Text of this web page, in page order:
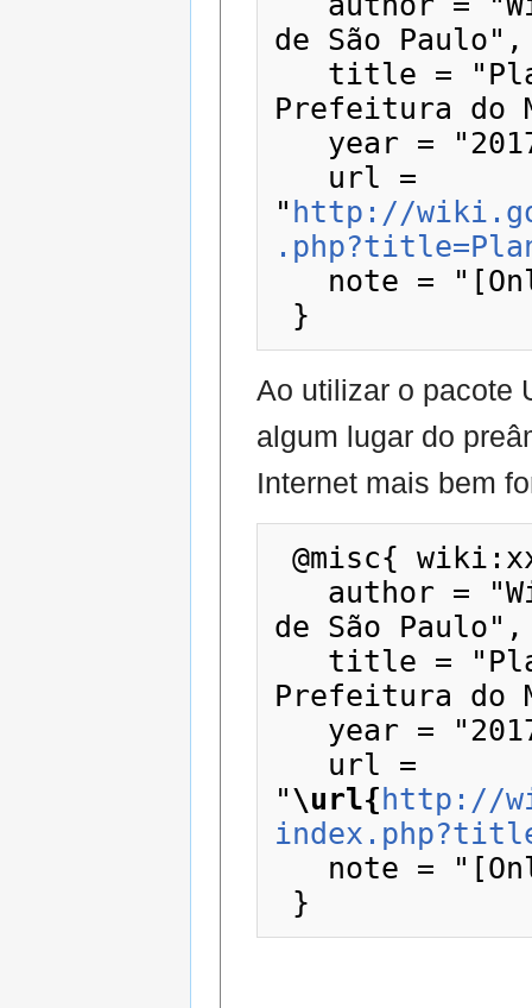
de São Paulo",
Prefeitura do
" http://
Ao utilizar o pacote
algum lugar do
Internet mais bem
@misc{ wiki:xxx,
de São Paulo",
Prefeitura do
"\url{ http://